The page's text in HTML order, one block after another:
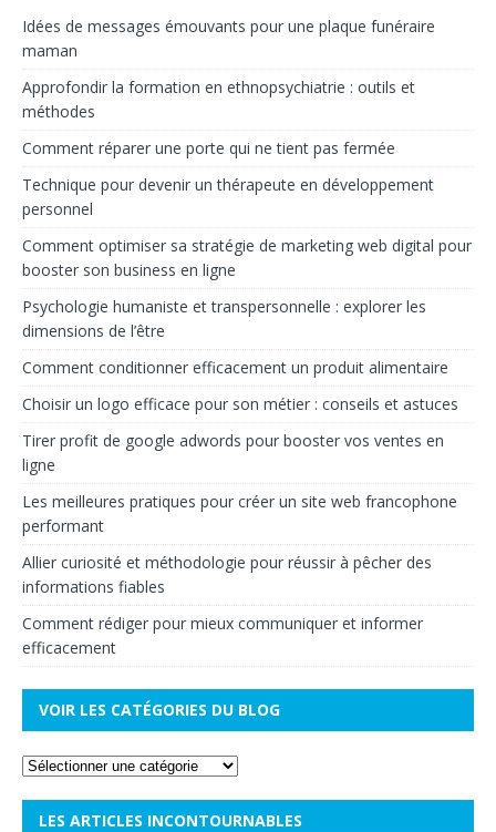
Idées de messages émouvants pour une plaque funéraire
maman
Approfondir la formation en ethnopsychiatrie : outils et
méthodes
Comment réparer une porte qui ne tient pas fermée
Technique pour devenir un thérapeute en développement
personnel
Comment optimiser sa stratégie de marketing web digital pour
booster son business en ligne
Psychologie humaniste et transpersonnelle : explorer les
dimensions de l’être
Comment conditionner efficacement un produit alimentaire
Choisir un logo efficace pour son métier : conseils et astuces
Tirer profit de google adwords pour booster vos ventes en
ligne
Les meilleures pratiques pour créer un site web francophone
performant
Allier curiosité et méthodologie pour réussir à pêcher des
informations fiables
Comment rédiger pour mieux communiquer et informer
efficacement
VOIR LES CATÉGORIES DU BLOG
LES ARTICLES INCONTOURNABLES